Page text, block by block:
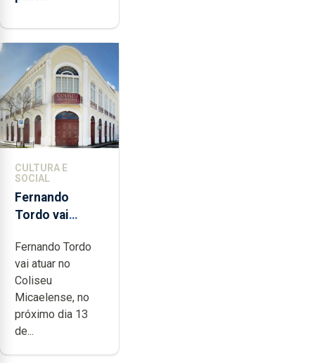
CULTURA E
SOCIAL
Fernando
Tordo vai
anos de
carreira no
Coliseu
Micaelense
Fernando Tordo
vai atuar no
Coliseu
Micaelense, no
próximo dia 13
de...